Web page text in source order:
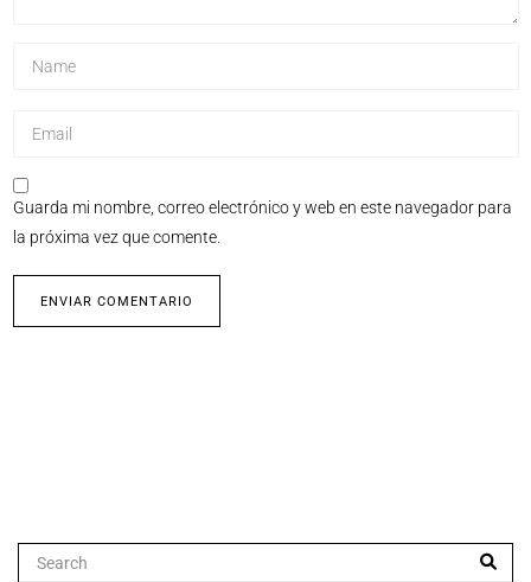
Guarda mi nombre, correo electrónico y web en este navegador para
la próxima vez que comente.